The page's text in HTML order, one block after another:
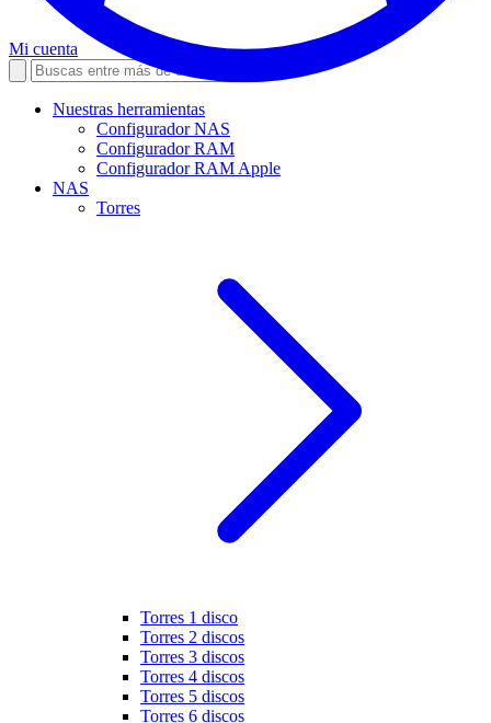
Mi cuenta
Nuestras herramientas
Configurador NAS
Configurador RAM
Configurador RAM Apple
NAS
Torres
Torres 1 disco
Torres 2 discos
Torres 3 discos
Torres 4 discos
Torres 5 discos
Torres 6 discos